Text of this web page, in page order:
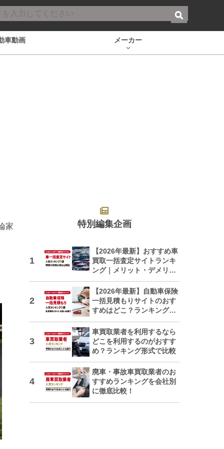
車動画 メーカー
家 特別編集企画
【2026年最新】おすすめ車
買取一括査定サイトランキ
ング｜メリット・デメリッ
トも解説
【2026年最新】自動車保険
一括見積もりサイトのおす
すめはどこ？ランキングで
車買取業者を利用するなら
どこを利用するのがおすす
め？ランキング形式で比較
廃車・事故車買取業者のお
すすめランキングを会社別
に徹底比較！